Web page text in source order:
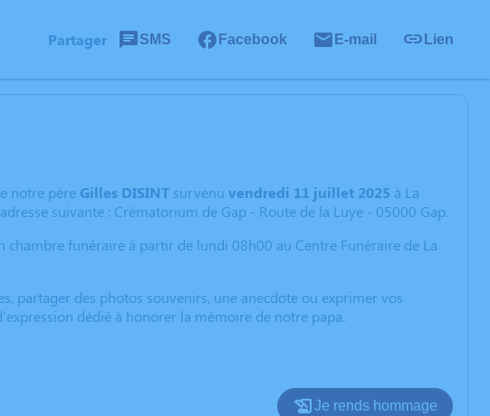
Partager SMS Facebook E-mail Lien
notre père Gilles DISINT survenu vendredi 11 juillet 2025 à La
suivante : Crématorium de Gap - Route de la Luye - 05000 Gap.
funéraire à partir de lundi 08h00 au Centre Funéraire de La
partager des photos souvenirs, une anecdote ou exprimer vos
dédié à honorer la mémoire de notre papa.
Je rends hommage